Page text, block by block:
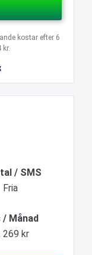
kostar efter 6
kr.
/ SMS
Fria
/ Månad
269 kr